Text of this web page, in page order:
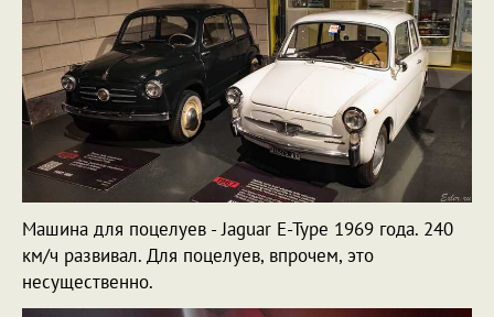
Машина для поцелуев - Jaguar E-Type 1969 года. 240
км/ч развивал. Для поцелуев, впрочем, это
несущественно.